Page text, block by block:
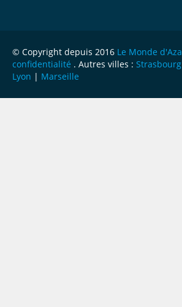
© Copyright depuis 2016 Le Monde d'Aza
confidentialité . Autres villes : Strasbourg
Lyon | Marseille